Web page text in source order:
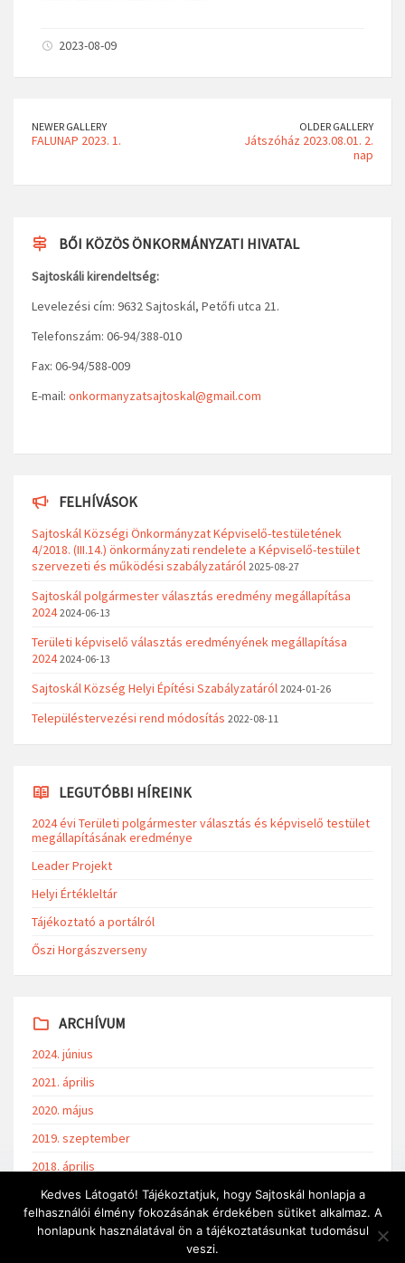
2023-08-09
NEWER GALLERY
FALUNAP 2023. 1.
OLDER GALLERY
Játszóház 2023.08.01. 2.
nap
BŐI KÖZÖS ÖNKORMÁNYZATI HIVATAL
Sajtoskáli kirendeltség:
Levelezési cím: 9632 Sajtoskál, Petőfi utca 21.
Telefonszám: 06-94/388-010
Fax: 06-94/588-009
E-mail: onkormanyzatsajtoskal@gmail.com
FELHÍVÁSOK
Sajtoskál Községi Önkormányzat Képviselő-testületének
4/2018. (III.14.) önkormányzati rendelete a Képviselő-testület
szervezeti és működési szabályzatáról 2025-08-27
Sajtoskál polgármester választás eredmény megállapítása
2024 2024-06-13
Területi képviselő választás eredményének megállapítása
2024 2024-06-13
Sajtoskál Község Helyi Építési Szabályzatáról 2024-01-26
Településtervezési rend módosítás 2022-08-11
LEGUTÓBBI HÍREINK
2024 évi Területi polgármester választás és képviselő testület
megállapításának eredménye
Leader Projekt
Helyi Értékleltár
Tájékoztató a portálról
Őszi Horgászverseny
ARCHÍVUM
2024. június
2021. április
2020. május
2019. szeptember
2018. április
Minden jog fenntartva © 2018 Sajtoskál
Kedves Látogató! Tájékoztatjuk, hogy Sajtoskál honlapja a
felhasználói élmény fokozásának érdekében sütiket alkalmaz. A
honlapunk használatával ön a tájékoztatásunkat tudomásul
veszi.